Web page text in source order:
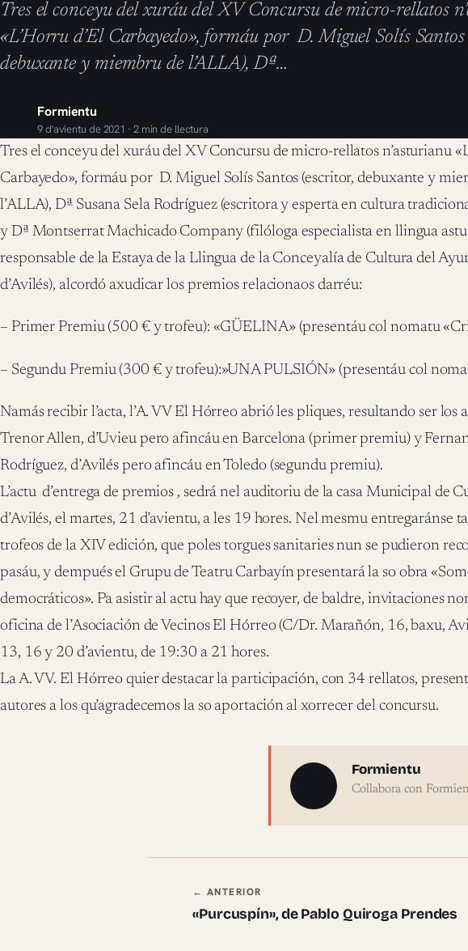
Tres el conceyu del xuráu del XV Concursu de micro-rellatos
«L’Horru d’El Carbayedo», formáu por D. Miguel Solís Santos
debuxante y miembru de l’ALLA), Dª…
Formientu
9 d'avientu de 2021 · 2 min de llectura
Tres el conceyu del xuráu del XV Concursu de micro-rellatos n’asturianu
Carbayedo», formáu por D. Miguel Solís Santos (escritor, debuxante y
l’ALLA), Dª Susana Sela Rodríguez (escritora y esperta en cultura
y Dª Montserrat Machicado Company (filóloga especialista en llingua
responsable de la Estaya de la Llingua de la Conceyalía de Cultura del
d’Avilés), alcordó axudicar los premios relacionaos darréu:
– Primer Premiu (500 € y trofeu): «GÜELINA» (presentáu col nomatu
– Segundu Premiu (300 € y trofeu):»UNA PULSIÓN» (presentáu col
Namás recibir l’acta, l’A. VV El Hórreo abrió les pliques, resultando ser los
Trenor Allen, d’Uvieu pero afincáu en Barcelona (primer premiu) y
Rodríguez, d’Avilés pero afincáu en Toledo (segundu premiu).
L’actu d’entrega de premios , sedrá nel auditoriu de la casa Municipal de
d’Avilés, el martes, 21 d’avientu, a les 19 hores. Nel mesmu entregaránse
trofeos de la XIV edición, que poles torgues sanitaries nun se pudieron
pasáu, y dempués el Grupu de Teatru Carbayín presentará la so obra
democráticos». Pa asistir al actu hay que recoyer, de baldre, invitaciones
oficina de l’Asociación de Vecinos El Hórreo (C/Dr. Marañón, 16, baxu,
13, 16 y 20 d’avientu, de 19:30 a 21 hores.
La A. VV. El Hórreo quier destacar la participación, con 34 rellatos,
autores a los qu’agradecemos la so aportación al xorrecer del concursu.
Sobre l'autor
Formientu
Collabora con
Navegación ente pieces
← ANTERIOR
«Purcuspín», de Pablo Quiroga Prendes